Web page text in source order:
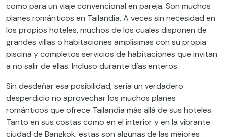
como para un viaje convencional en pareja. Son muchos
planes románticos en Tailandia. A veces sin necesidad en
los propios hoteles, muchos de los cuales disponen de
grandes villas o habitaciones amplísimas con su propia
piscina y completos servicios de habitaciones que invitan
a no salir de ellas. Incluso durante días enteros.
Sin desdeñar esa posibilidad, sería un verdadero
desperdicio no aprovechar los muchos planes
románticos que ofrece Tailandia más allá de sus hoteles.
Tanto en sus costas como en el interior y en la vibrante
ciudad de Bangkok, estas son algunas de las mejores